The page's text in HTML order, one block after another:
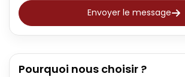
Envoyer le message
Pourquoi nous choisir ?